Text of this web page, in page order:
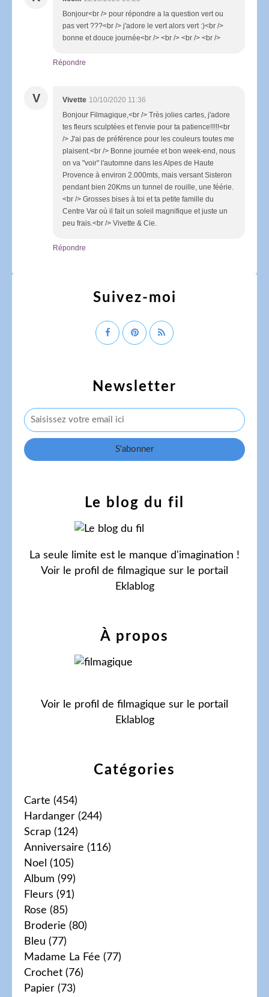
Bonjour<br /> pour répondre a la question vert ou
pas vert ???<br /> j'adore le vert alors vert :)<br />
bonne et douce journée<br /> <br /> <br /> <br />
Répondre
V Vivette 10/10/2020 11:36
Bonjour Filmagique,<br /> Très jolies cartes, j'adore
tes fleurs sculptées et t'envie pour ta patience!!!!!<br
/> J'ai pas de préférence pour les couleurs toutes me
plaisent.<br /> Bonne journée et bon week-end, nous
on va "voir" l'automne dans les Alpes de Haute
Provence à environ 2.000mts, mais versant Sisteron
pendant bien 20Kms un tunnel de rouille, une féérie.
<br /> Grosses bises à toi et ta petite famille du
Centre Var où il fait un soleil magnifique et juste un
peu frais.<br /> Vivette & Cie.
Répondre
Newsletter
Catégories
Carte (454)
Hardanger (244)
Scrap (124)
Anniversaire (116)
Noel (105)
Album (99)
Fleurs (91)
Rose (85)
Broderie (80)
Bleu (77)
Madame La Fée (77)
Crochet (76)
Papier (73)
Le blog du fil
La seule limite est le manque d'imagination !
Voir le profil de filmagique sur le portail
Eklablog
Suivez-moi
À propos
Voir le profil de filmagique sur le portail
Eklablog